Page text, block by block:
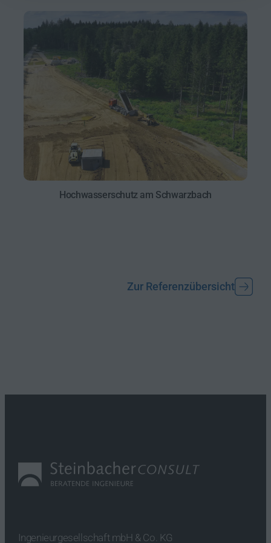
Hochwasser­schutz am Schwarzbach
Zur Referenzübersicht
Ingenieurgesellschaft mbH & Co. KG